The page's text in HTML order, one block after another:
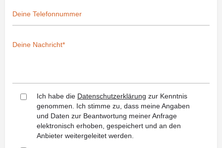
Ich habe die Datenschutzerklärung zur Kenntnis
genommen. Ich stimme zu, dass meine Angaben
und Daten zur Beantwortung meiner Anfrage
elektronisch erhoben, gespeichert und an den
Anbieter weitergeleitet werden.